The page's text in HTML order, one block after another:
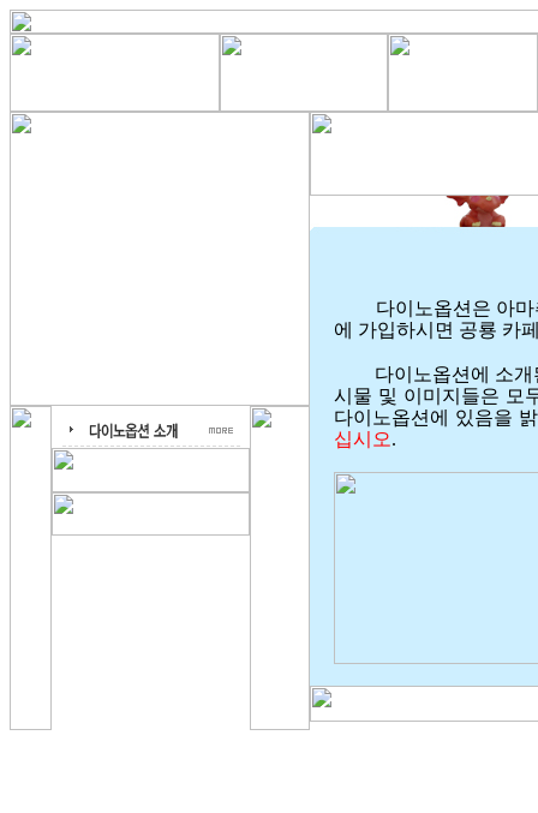
다이노옵션은 아
에 가입하시면 공룡 카
다이노옵션에 소
시물 및 이미지들은 모
다이노옵션에 있음을
십시오.